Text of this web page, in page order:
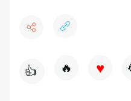
👍 🔥 ♥